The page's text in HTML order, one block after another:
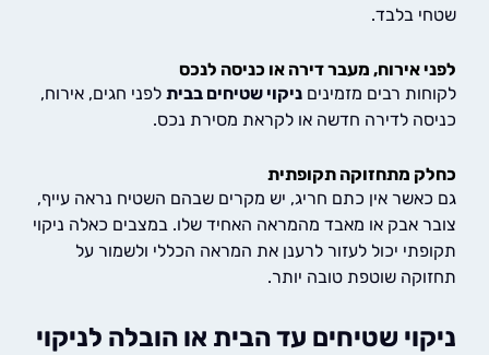
בלבד.
אירוח, מעבר דירה או כניסה לנכס
רבים מזמינים ניקוי שטיחים בביתלפני חגים, אירוח,
לדירה חדשה או לקראת מסירת נכס.
מתחזוקה תקופתית
אין כתם חריג, יש מקרים שבהם השטיח נראה עייף,
אבק או מאבד מהמראה האחיד שלו. במצבים כאלה ניקוי
יכול לעזור לרענן את המראה הכללי ולשמור על
שוטפת טובה יותר.
שטיחים עד הבית או הובלה לניקוי